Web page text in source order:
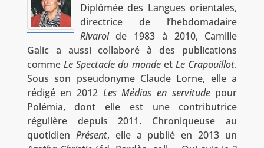
Diplômée des Langues orientales,
directrice de l’hebdomadaire
Rivarolde 1983 à 2010, Camille
Galic a aussi collaboré à des publications
comme Le Spectacle du mondeetLe Crapouillot.
Sous son pseudonyme Claude Lorne, elle a
rédigé en 2012 Les Médias en servitudepour
Polémia, dont elle est une contributrice
régulière depuis 2011. Chroniqueuse au
quotidien Présent, elle a publié en 2013 un